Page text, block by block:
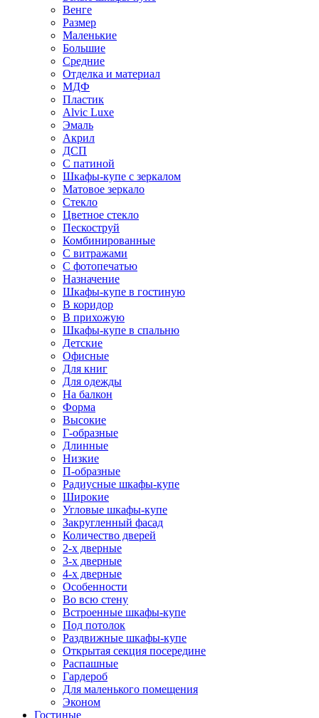
Венге
Размер
Маленькие
Большие
Средние
Отделка и материал
МДФ
Пластик
Alvic Luxe
Эмаль
Акрил
ДСП
С патиной
Шкафы-купе с зеркалом
Матовое зеркало
Стекло
Цветное стекло
Пескоструй
Комбинированные
С витражами
С фотопечатью
Назначение
Шкафы-купе в гостиную
В коридор
В прихожую
Шкафы-купе в спальню
Детские
Офисные
Для книг
Для одежды
На балкон
Форма
Высокие
Г-образные
Длинные
Низкие
П-образные
Радиусные шкафы-купе
Широкие
Угловые шкафы-купе
Закругленный фасад
Количество дверей
2-х дверные
3-х дверные
4-х дверные
Особенности
Во всю стену
Встроенные шкафы-купе
Под потолок
Раздвижные шкафы-купе
Открытая секция посередине
Распашные
Гардероб
Для маленького помещения
Эконом
Гостиные